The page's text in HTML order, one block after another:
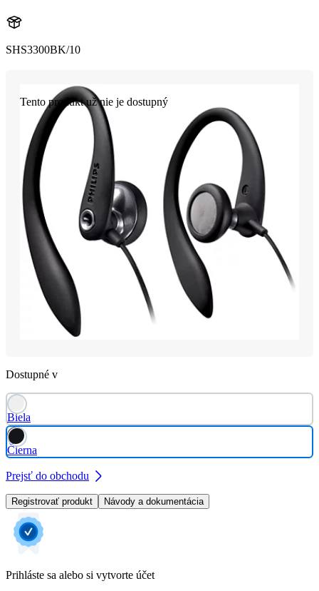
SHS3300BK/10
Tento produkt už nie je dostupný
Dostupné v
Biela
Čierna
Prejsť do obchodu
Registrovať produkt Návody a dokumentácia
Prihláste sa alebo si vytvorte účet